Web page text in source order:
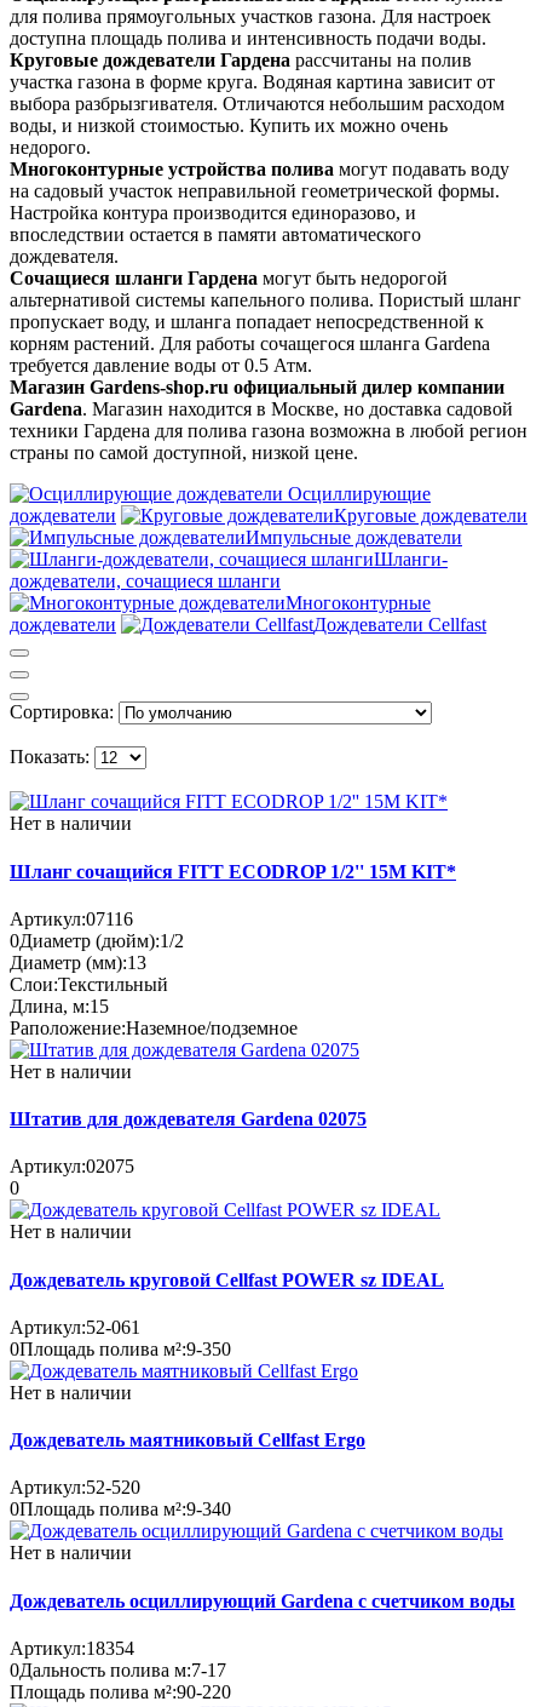
для полива прямоугольных участков газона. Для настроек
доступна площадь полива и интенсивность подачи воды.
Круговые дождеватели Гардена рассчитаны на полив
участка газона в форме круга. Водяная картина зависит от
выбора разбрызгивателя. Отличаются небольшим расходом
воды, и низкой стоимостью. Купить их можно очень
недорого.
Многоконтурные устройства полива могут подавать воду
на садовый участок неправильной геометрической формы.
Настройка контура производится единоразово, и
впоследствии остается в памяти автоматического
дождевателя.
Сочащиеся шланги Гардена могут быть недорогой
альтернативой системы капельного полива. Пористый шланг
пропускает воду, и шланга попадает непосредственной к
корням растений. Для работы сочащегося шланга Gardena
требуется давление воды от 0.5 Атм.
Магазин Gardens-shop.ru официальный дилер компании
Gardena. Магазин находится в Москве, но доставка садовой
техники Гардена для полива газона возможна в любой регион
страны по самой доступной, низкой цене.
Осциллирующие
дождеватели
Круговые дождеватели
Импульсные дождеватели
Шланги-
дождеватели, сочащиеся шланги
Многоконтурные
дождеватели
Дождеватели Cellfast
Сортировка:
Показать:
Нет в наличии
Шланг сочащийся FITT ECODROP 1/2'' 15M KIT*
Артикул:07116
0Диаметр (дюйм):1/2
Диаметр (мм):13
Слои:Текстильный
Длина, м:15
Раположение:Наземное/подземное
Нет в наличии
Штатив для дождевателя Gardena 02075
Артикул:02075
0
Нет в наличии
Дождеватель круговой Cellfast POWER sz IDEAL
Артикул:52-061
0Площадь полива м²:9-350
Нет в наличии
Дождеватель маятниковый Cellfast Ergo
Артикул:52-520
0Площадь полива м²:9-340
Нет в наличии
Дождеватель осциллирующий Gardena с счетчиком воды
Артикул:18354
0Дальность полива м:7-17
Площадь полива м²:90-220